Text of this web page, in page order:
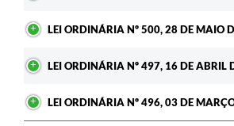
LEI ORDINÁRIA Nº 500, 28 DE MAIO
LEI ORDINÁRIA Nº 497, 16 DE ABRIL
LEI ORDINÁRIA Nº 496, 03 DE